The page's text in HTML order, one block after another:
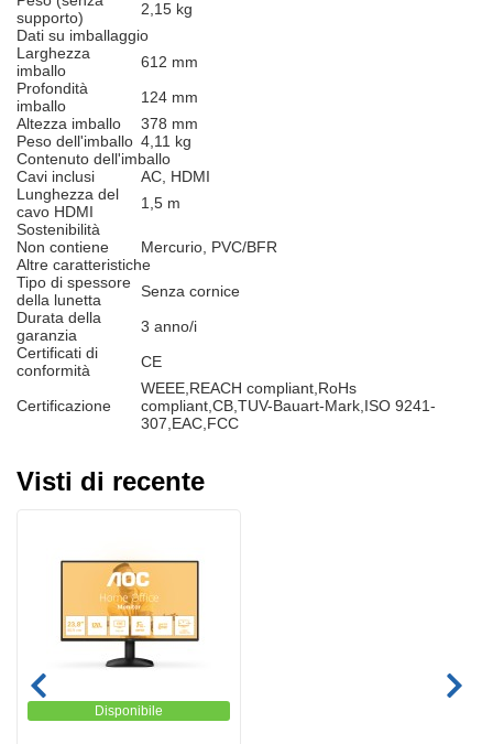
supporto)
2,15 kg
Dati su imballaggio
Larghezza
imballo
612 mm
Profondità
imballo
124 mm
Altezza imballo
378 mm
Peso dell'imballo 4,11 kg
Contenuto dell'imballo
Cavi inclusi
AC, HDMI
Lunghezza del
cavo HDMI
1,5 m
Sostenibilità
Non contiene
Mercurio, PVC/BFR
Altre caratteristiche
Tipo di spessore
della lunetta
Senza cornice
Durata della
garanzia
3 anno/i
Certificati di
conformità
CE
Certificazione
WEEE,REACH compliant,RoHs
compliant,CB,TUV-Bauart-Mark,ISO 9241-
307,EAC,FCC
Visti di recente
Disponibile